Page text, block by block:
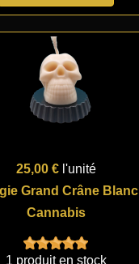
25,00 € l'unité
Grand Crâne Blanc
Cannabis
1 produit en stock